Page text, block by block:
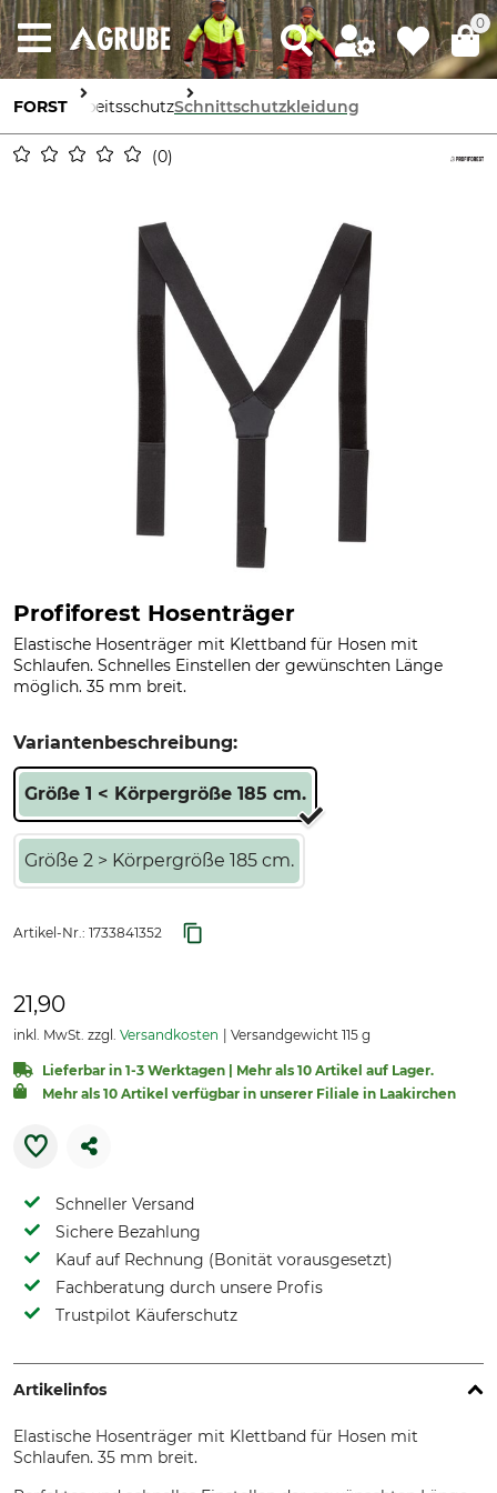
0
FORST ArbeitsschutzSchnittschutzkleidung
0
Profiforest Hosenträger
Elastische Hosenträger mit Klettband für Hosen mit
Schlaufen. Schnelles Einstellen der gewünschten Länge
möglich. 35 mm breit.
Variantenbeschreibung:
Größe 1 < Körpergröße 185 cm.
Größe 2 > Körpergröße 185 cm.
Artikel-Nr.: 1733841352
21,90
inkl. MwSt. zzgl. Versandkosten Versandgewicht 115 g
Lieferbar in 1-3 Werktagen | Mehr als 10 Artikel auf Lager.
Mehr als 10 Artikel verfügbar in unserer Filiale in Laakirchen
Schneller Versand
Sichere Bezahlung
Kauf auf Rechnung (Bonität vorausgesetzt)
Fachberatung durch unsere Profis
Trustpilot Käuferschutz
Artikelinfos
Elastische Hosenträger mit Klettband für Hosen mit
Schlaufen. 35 mm breit.